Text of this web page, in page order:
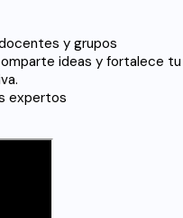
y grupos
ideas y fortalece tu
expertos